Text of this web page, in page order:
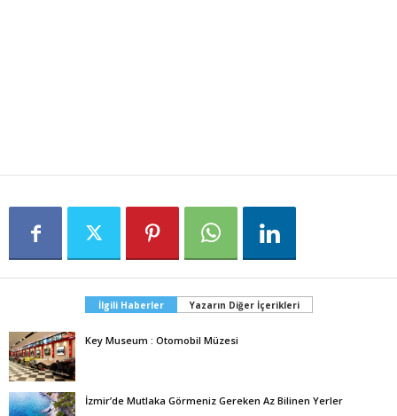
İlgili Haberler Yazarın Diğer İçerikleri
Key Museum : Otomobil Müzesi
İzmir’de Mutlaka Görmeniz Gereken Az Bilinen Yerler